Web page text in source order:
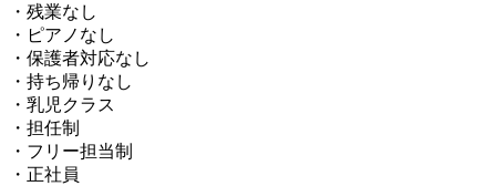
・残業なし
・ピアノなし
・保護者対応なし
・持ち帰りなし
・乳児クラス
・担任制
・フリー担当制
・正社員